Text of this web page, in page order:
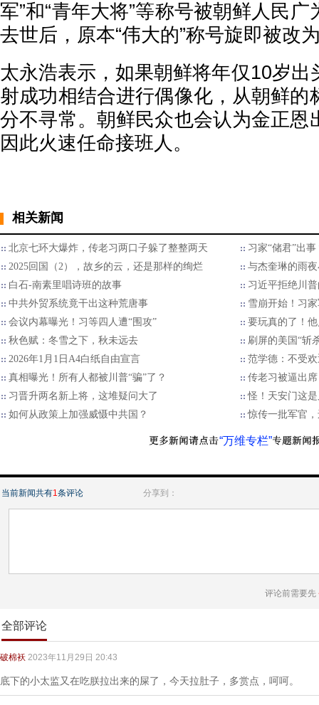
军”和“青年大将”等称号被朝鲜人民
去世后，原本“伟大的”称号旋即被改
太永浩表示，如果朝鲜将年仅10岁出
射成功相结合进行偶像化，从朝鲜的
分不寻常。朝鲜民众也会认为金正恩
因此火速任命接班人。
相关新闻
北京七环大爆炸，传老习两口子躲了整整两天
习家“储君”出
2025回国（2），故乡的云，还是那样的绚烂
与杰奎琳的雨
白石-南素里唱诗班的故事
习近平拒绝川普
中共外贸系统竟干出这种荒唐事
雪崩开始！习
会议内幕曝光！习等四人遭“围攻”
要玩真的了！
秋色赋：冬雪之下，秋未远去
刷屏的美国“斩
2026年1月1日A4白纸自由宣言
范学德：不受
真相曝光！所有人都被川普“骗”了？
传老习被逼出
习晋升两名新上将，这堆疑问大了
怪！天安门这
如何从政策上加强威慑中共国？
惊传一批军官
“万维专栏”
当前新闻共有1条评论 分享到：
评论前需要先
全部评论
破棉袄 2023年11月29日 20:43
底下的小太监又在吃朕拉出来的屎了，今天拉肚子，多赏点，呵呵。